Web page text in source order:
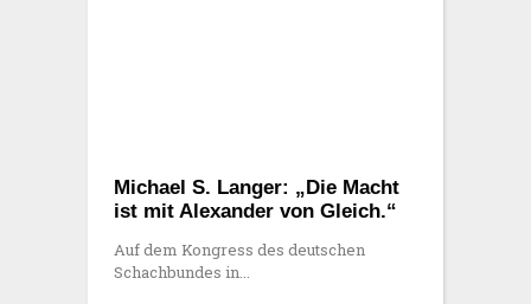
Michael S. Langer: „Die Macht
ist mit Alexander von Gleich.“
Auf dem Kongress des deutschen
Schachbundes in